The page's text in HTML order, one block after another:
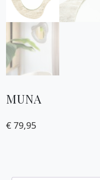
MUNA
€ 79,95